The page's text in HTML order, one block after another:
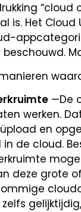
is. Het
—De
werken.
en
de cloud.
deze grote